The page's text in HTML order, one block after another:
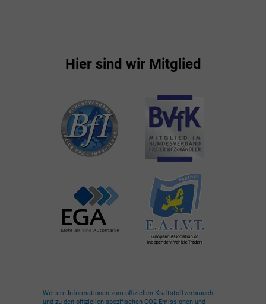
Hier sind wir Mitglied
Weitere Informationen zum offiziellen Kraftstoffverbrauch
und zu den offiziellen spezifischen CO2-Emissionen und